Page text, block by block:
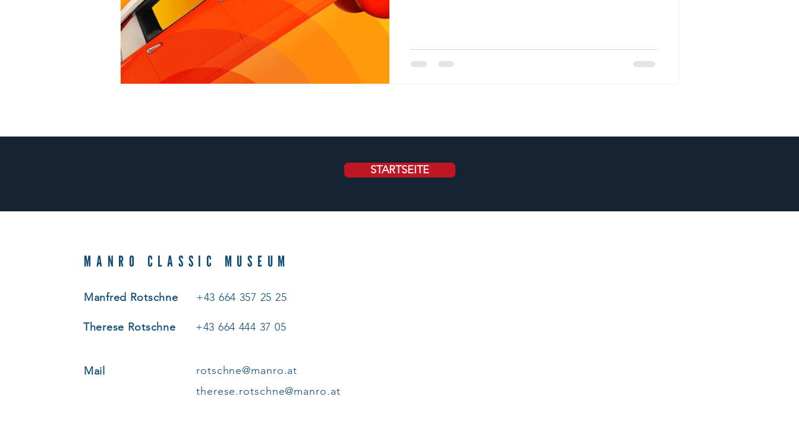
STARTSEITE
MANRO CLASSIC MUSEUM
Manfred Rotschne +43 664 357 25 25
Therese Rotschne +43 664 444 37 05
Mail
rotschne@manro.at
therese.rotschne@manro.at